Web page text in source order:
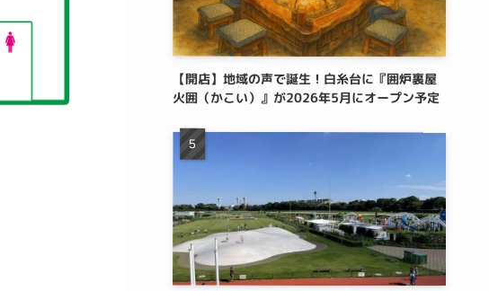
【開店】地域の声で誕生！白糸台に『囲炉裏屋
火囲（かこい）』が2026年5月にオープン予定